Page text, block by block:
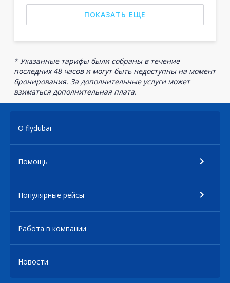
ПОКАЗАТЬ ЕЩЕ
* Указанные тарифы были собраны в течение
последних 48 часов и могут быть недоступны на момент
бронирования. За дополнительные услуги может
взиматься дополнительная плата.
О flydubai
Помощь
Популярные рейсы
Работа в компании
Новости